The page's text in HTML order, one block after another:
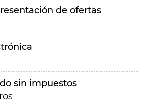
de ofertas
sin impuestos